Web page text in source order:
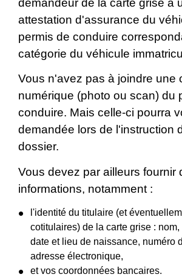
demandeur de la carte grise a
attestation d'assurance du
permis de conduire
catégorie du véhicule
Vous n'avez pas à joindre une
numérique (photo ou scan) du
conduire. Mais celle-ci pourra
demandée lors de l'instruction
dossier.
Vous devez par ailleurs fournir
informations, notamment :
l'identité du titulaire (et
cotitulaires) de la carte grise :
date et lieu de naissance, numéro
adresse électronique,
et vos coordonnées bancaires.